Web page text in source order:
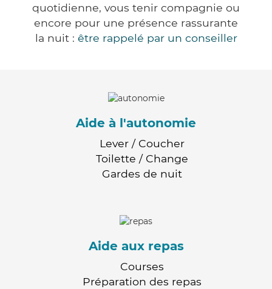
quotidienne, vous tenir compagnie ou
encore pour une présence rassurante
la nuit : être rappelé par un conseiller
Aide à l'autonomie
Lever / Coucher
Toilette / Change
Gardes de nuit
Aide aux repas
Courses
Préparation des repas